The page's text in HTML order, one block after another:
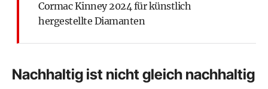
Cormac Kinney 2024 für künstlich
hergestellte Diamanten
Nachhaltig ist nicht gleich nachhaltig